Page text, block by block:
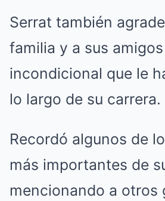
Serrat también
familia y a sus
incondicional que le
lo largo de su carrera.
Recordó algunos de
más importantes de
mencionando a otros